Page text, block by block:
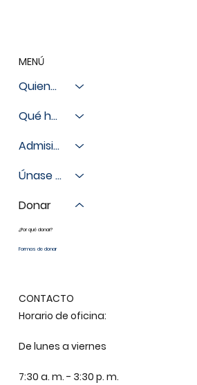
MENÚ
Quienes somos
Qué hacemos
Admisiones
Únase a nosotros
Donar
¿Por qué donar?
Formas de donar
CONTACTO
Horario de oficina:
De lunes a viernes
7:30 a. m. - 3:30 p. m.